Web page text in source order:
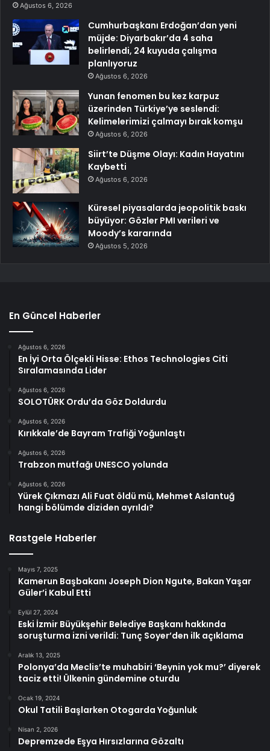
Ağustos 6, 2026
Cumhurbaşkanı Erdoğan’dan yeni
müjde: Diyarbakır’da 4 saha
belirlendi, 24 kuyuda çalışma
planlıyoruz
Ağustos 6, 2026
Yunan fenomen bu kez karpuz
üzerinden Türkiye’ye seslendi:
Kelimelerimizi çalmayı bırak komşu
Ağustos 6, 2026
Siirt’te Düşme Olayı: Kadın Hayatını
Kaybetti
Ağustos 6, 2026
Küresel piyasalarda jeopolitik baskı
büyüyor: Gözler PMI verileri ve
Moody’s kararında
Ağustos 5, 2026
En Güncel Haberler
Ağustos 6, 2026
En İyi Orta Ölçekli Hisse: Ethos Technologies Citi
Sıralamasında Lider
Ağustos 6, 2026
SOLOTÜRK Ordu’da Göz Doldurdu
Ağustos 6, 2026
Kırıkkale’de Bayram Trafiği Yoğunlaştı
Ağustos 6, 2026
Trabzon mutfağı UNESCO yolunda
Ağustos 6, 2026
Yürek Çıkmazı Ali Fuat öldü mü, Mehmet Aslantuğ
hangi bölümde diziden ayrıldı?
Rastgele Haberler
Mayıs 7, 2025
Kamerun Başbakanı Joseph Dion Ngute, Bakan Yaşar
Güler’i Kabul Etti
Eylül 27, 2024
Eski İzmir Büyükşehir Belediye Başkanı hakkında
soruşturma izni verildi: Tunç Soyer’den ilk açıklama
Aralık 13, 2025
Polonya’da Meclis’te muhabiri ‘Beynin yok mu?’ diyerek
taciz etti! Ülkenin gündemine oturdu
Ocak 19, 2024
Okul Tatili Başlarken Otogarda Yoğunluk
Nisan 2, 2026
Depremzede Eşya Hırsızlarına Gözaltı